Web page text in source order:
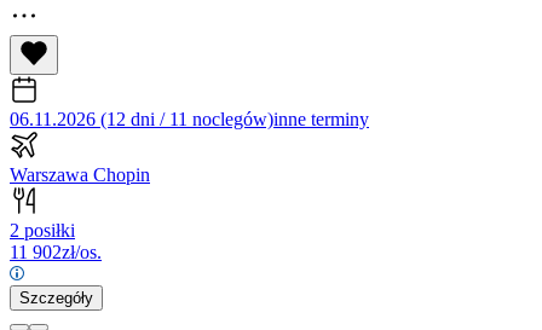
06.11.2026 (12 dni / 11 noclegów)inne terminy
Warszawa Chopin
2 posiłki
11 902zł/os.
Szczegóły